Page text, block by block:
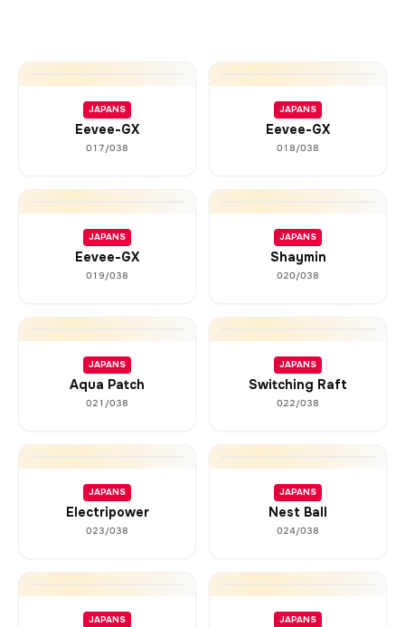
JAPANS
Eevee-GX
017/038
JAPANS
Eevee-GX
018/038
JAPANS
Eevee-GX
019/038
JAPANS
Shaymin
020/038
JAPANS
Aqua Patch
021/038
JAPANS
Switching Raft
022/038
JAPANS
Electripower
023/038
JAPANS
Nest Ball
024/038
JAPANS JAPANS